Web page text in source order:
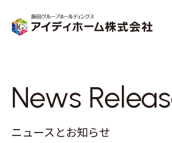
News
ニュースとお知らせ